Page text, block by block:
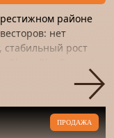
районе
нет
стабильный рост
ПРОДАЖА